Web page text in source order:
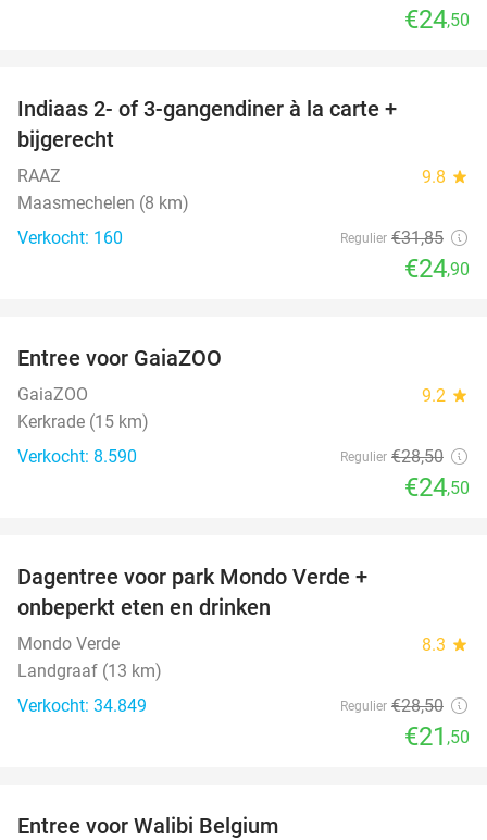
€24,50
Indiaas 2- of 3-gangendiner à la carte +
bijgerecht
RAAZ 9.8 star
Maasmechelen (8 km)
Verkocht: 160
Regulier €31,85
€24,90
Entree voor GaiaZOO
GaiaZOO 9.2 star
Kerkrade (15 km)
Verkocht: 8.590
Regulier €28,50
€24,50
Dagentree voor park Mondo Verde +
onbeperkt eten en drinken
Mondo Verde 8.3 star
Landgraaf (13 km)
Verkocht: 34.849
Regulier €28,50
€21 ,50
Entree voor Walibi Belgium